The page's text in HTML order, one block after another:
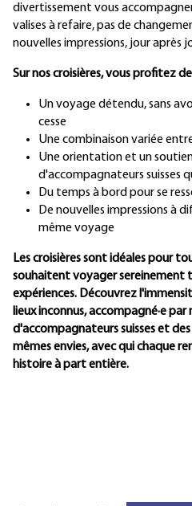
divertissement vous
valises à refaire, pas de
nouvelles impressions, jour après
Sur nos croisières, vous profitez
Un voyage détendu, sans
cesse
Une combinaison variée
Une orientation et un
d'accompagnateurs suisses
Du temps à bord pour se
De nouvelles impressions à
même voyage
Les croisières sont idéales pour
souhaitent voyager sereinement
expériences. Découvrez
lieux inconnus, accompagné·e
d'accompagnateurs suisses et
mêmes envies, avec qui chaque
histoire à part entière.